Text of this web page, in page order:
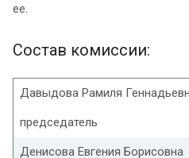
ее.
Состав комиссии:
Давыдова Рамиля
председатель
Денисова Евгения Борисовна